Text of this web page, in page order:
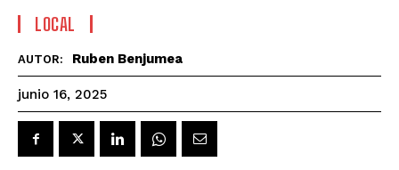
LOCAL
AUTOR: Ruben Benjumea
junio 16, 2025